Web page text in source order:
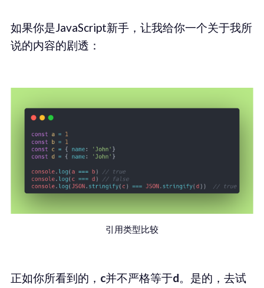
如果你是JavaScript新手，让我给你一个关于我所
说的内容的剧透：
引用类型比较
正如你所看到的， c并不严格等于d。是的，去试